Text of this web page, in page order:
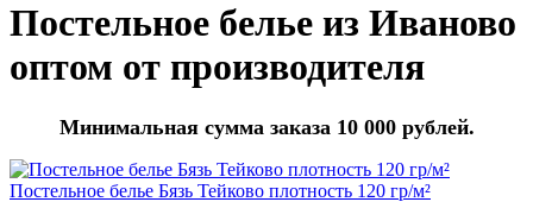
Постельное белье из Иваново
оптом от производителя
Минимальная сумма заказа 10 000 рублей.
Постельное белье Бязь Тейково плотность 120 гр/м²